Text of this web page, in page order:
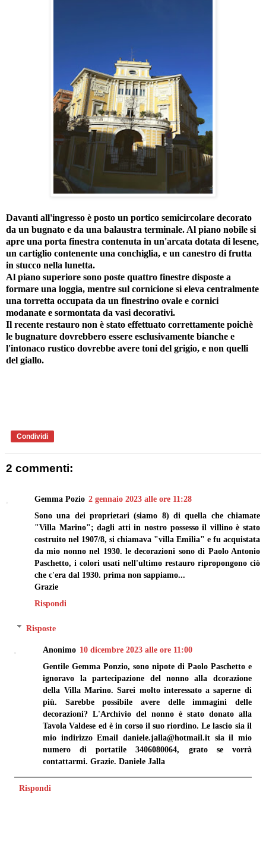
Davanti all'ingresso è posto un portico semicircolare decorato
da un bugnato e da una balaustra terminale. Al piano nobile si
apre una porta finestra contenuta in un'arcata dotata di lesene,
un cartiglio contenente una conchiglia, e un canestro di frutta
in stucco nella lunetta.
Al piano superiore sono poste quattro finestre disposte a
formare una loggia, mentre sul cornicione si eleva centralmente
una torretta occupata da un finestrino ovale e cornici
modanate e sormontata da vasi decorativi.
Il recente restauro non è stato effettuato correttamente poichè
le bugnature dovrebbero essere esclusivamente bianche e
l'intonaco rustico dovrebbe avere toni del grigio, e non quelli
del giallo.
Condividi
2 commenti:
Gemma Pozio 2 gennaio 2023 alle ore 11:28
Sono una dei proprietari (siamo 8) di quella che chiamate
"Villa Marino"; dagli atti in nostro possesso il villino è stato
costruito nel 1907/8, si chiamava "villa Emilia" e fu acquistata
da mio nonno nel 1930. le decorazioni sono di Paolo Antonio
Paschetto, i colori usati nell'ultimo restauro ripropongono ciò
che c'era dal 1930. prima non sappiamo...
Grazie
Rispondi
Risposte
Anonimo 10 dicembre 2023 alle ore 11:00
Gentile Gemma Ponzio, sono nipote di Paolo Paschetto e
ignoravo la partecipazione del nonno alla dcorazione
della Villa Marino. Sarei molto interessato a saperne di
più. Sarebbe possibile avere delle immagini delle
decorazioni? L'Archivio del nonno è stato donato alla
Tavola Valdese ed è in corso il suo riordino. Le lascio sia il
mio indirizzo Email daniele.jalla@hotmail.it sia il mio
numero di portatile 3406080064, grato se vorrà
contattarmi. Grazie. Daniele Jalla
Rispondi